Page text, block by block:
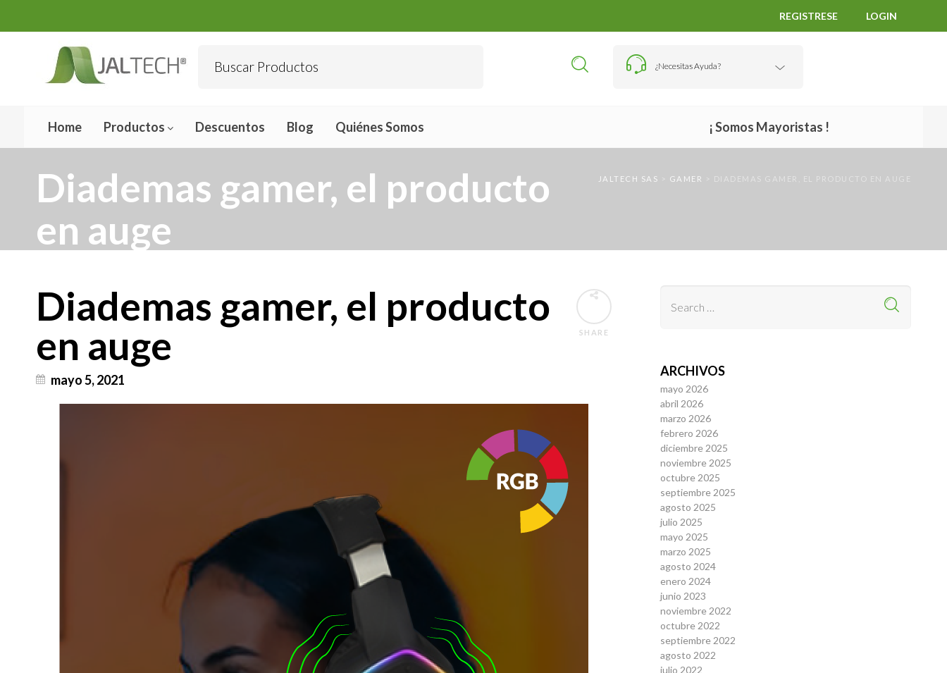
REGISTRESE LOGIN
¿Necesitas Ayuda?
Home Productos Descuentos Blog Quiénes Somos ¡ Somos Mayoristas !
JALTECH SAS GAMER DIADEMAS GAMER, EL PRODUCTO EN AUGE
Diademas gamer, el producto
en auge
SHARE
Diademas gamer, el producto
en auge
mayo 5, 2021
ARCHIVOS
mayo 2026
abril 2026
marzo 2026
febrero 2026
diciembre 2025
noviembre 2025
octubre 2025
septiembre 2025
agosto 2025
julio 2025
mayo 2025
marzo 2025
agosto 2024
enero 2024
junio 2023
noviembre 2022
octubre 2022
septiembre 2022
agosto 2022
julio 2022